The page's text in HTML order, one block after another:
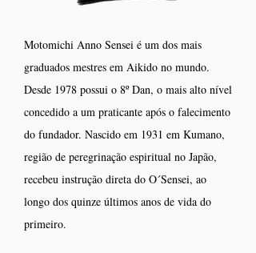
Motomichi Anno Sensei é um dos mais
graduados mestres em Aikido no mundo.
Desde 1978 possui o 8º Dan, o mais alto nível
concedido a um praticante após o falecimento
do fundador. Nascido em 1931 em Kumano,
região de peregrinação espiritual no Japão,
recebeu instrução direta do O´Sensei, ao
longo dos quinze últimos anos de vida do
primeiro.